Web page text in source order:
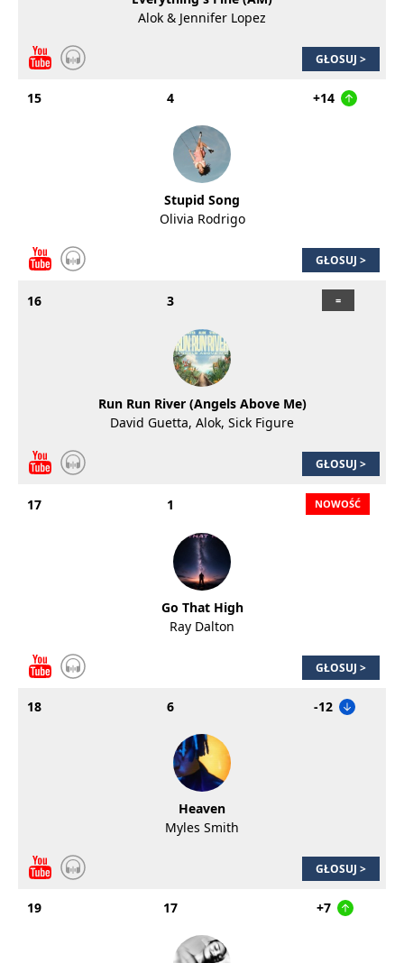
Alok & Jennifer Lopez
GŁOSUJ >
15 4 +14
Stupid Song
Olivia Rodrigo
GŁOSUJ >
16 3
Run Run River (Angels Above Me)
David Guetta, Alok, Sick Figure
GŁOSUJ >
17 1
Go That High
Ray Dalton
GŁOSUJ >
18 6 -12
Heaven
Myles Smith
GŁOSUJ >
19 17 +7